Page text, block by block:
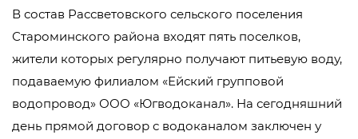
В состав Рассветовского сельского поселения
Староминского района входят пять поселков,
жители которых регулярно получают питьевую воду,
подаваемую филиалом «Ейский групповой
водопровод» ООО «Югводоканал». На сегодняшний
день прямой договор с водоканалом заключен у